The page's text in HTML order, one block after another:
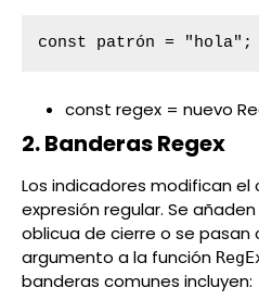
const patrón = "hola";
const regex = nuevo
2. Banderas Regex
Los indicadores modifican
expresión regular. Se
oblicua de cierre o se pasan
argumento a la función
banderas comunes incluyen: